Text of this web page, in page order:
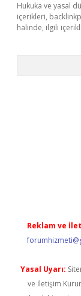
Hukuka ve yasal
içerikleri,
halinde, ilgili
Reklam ve
Yasal Uyarı:
ve İletişim